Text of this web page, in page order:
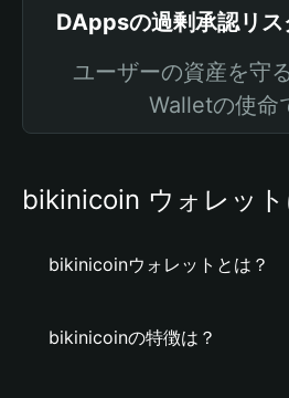
DAppsの過剰承認リ
ユーザーの資産を守
Walletの使命
bikinicoin ウォレッ
bikinicoinウォレットとは？
bikinicoinの特徴は？